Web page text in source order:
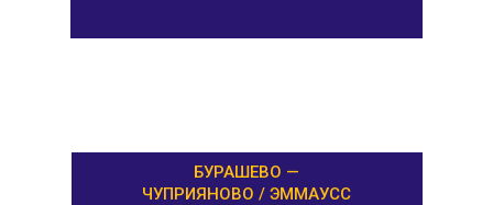
БУРАШЕВО —
ЧУПРИЯНОВО / ЭММАУСС